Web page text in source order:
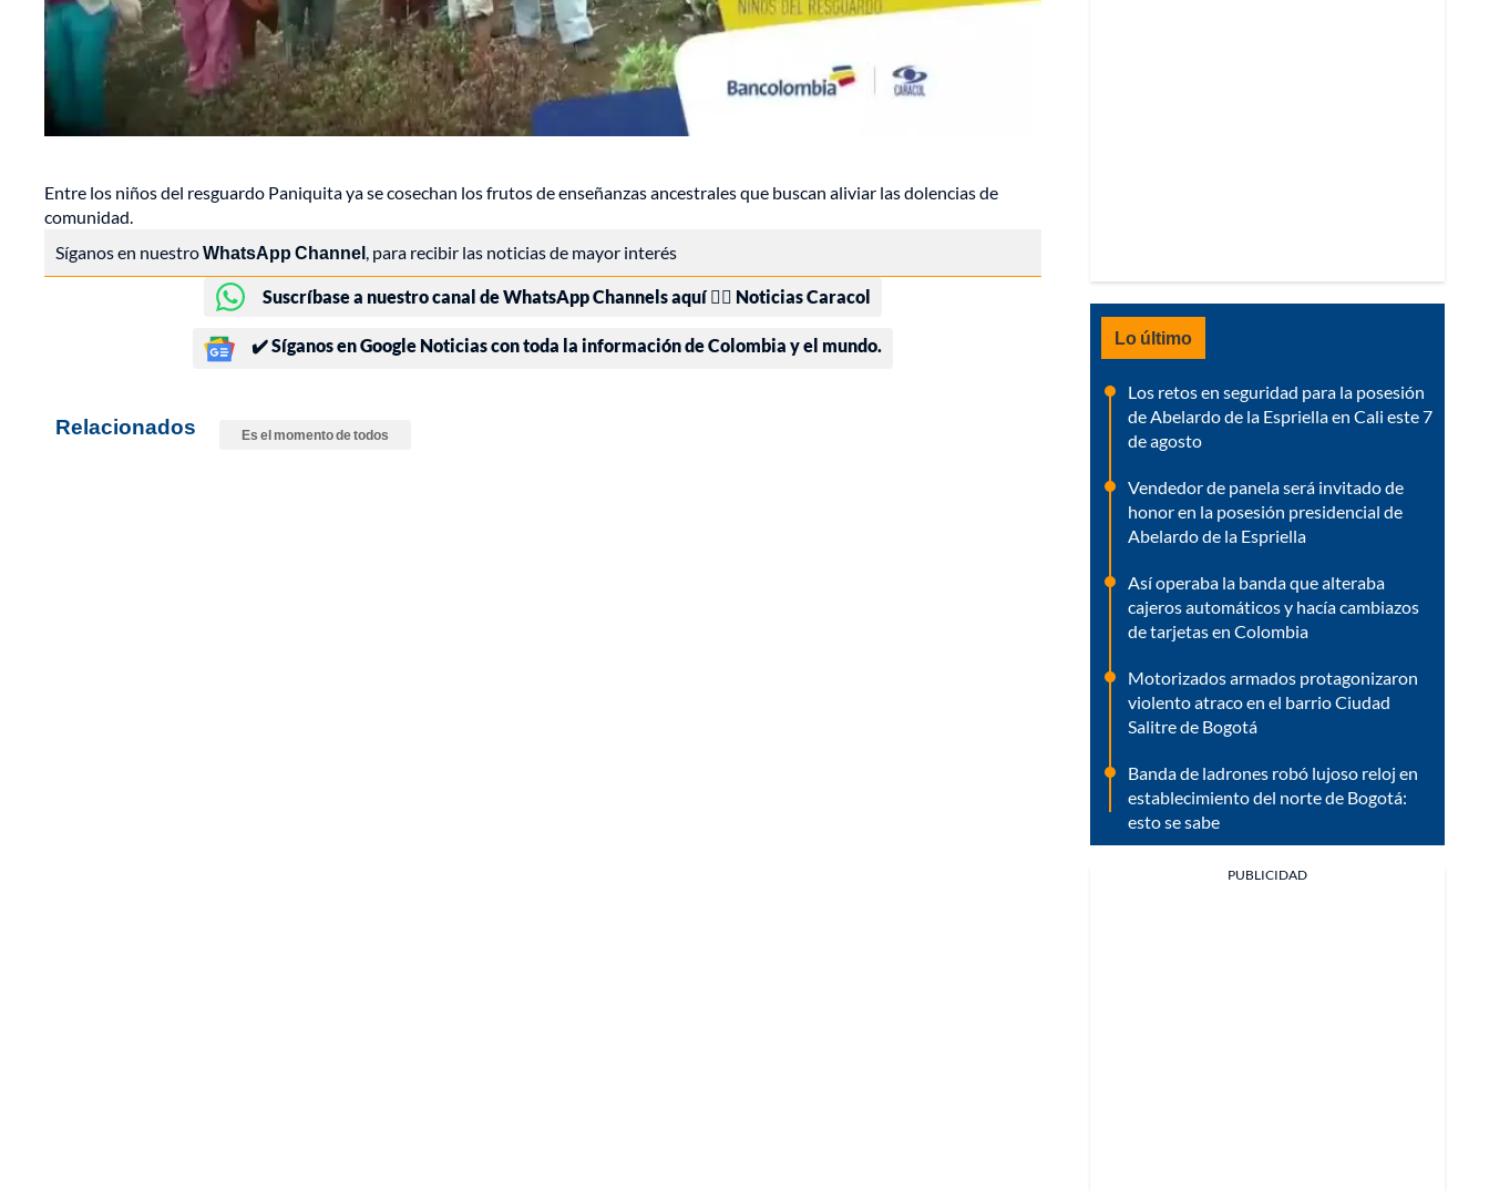
Entre los niños del resguardo Paniquita ya se cosechan los frutos de enseñanzas ancestrales que buscan aliviar las dolencias de
comunidad.
Síganos en nuestroWhatsApp Channel, para recibir las noticias de mayor interés
Suscríbase a nuestro canal de WhatsApp Channels aquí 👉🏻 Noticias Caracol
✔️ Síganos en Google Noticias con toda la información de Colombia y el mundo.
Relacionados Es el momento de todos
Lo último
Los retos en seguridad para la posesión
de Abelardo de la Espriella en Cali este 7
de agosto
Vendedor de panela será invitado de
honor en la posesión presidencial de
Abelardo de la Espriella
Así operaba la banda que alteraba
cajeros automáticos y hacía cambiazos
de tarjetas en Colombia
Motorizados armados protagonizaron
violento atraco en el barrio Ciudad
Salitre de Bogotá
Banda de ladrones robó lujoso reloj en
establecimiento del norte de Bogotá:
esto se sabe
PUBLICIDAD